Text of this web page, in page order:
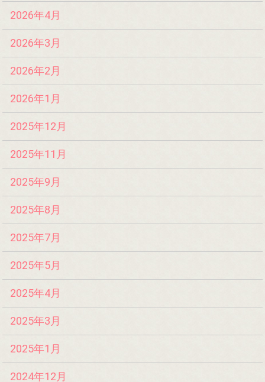
2026年4月
2026年3月
2026年2月
2026年1月
2025年12月
2025年11月
2025年9月
2025年8月
2025年7月
2025年5月
2025年4月
2025年3月
2025年1月
2024年12月